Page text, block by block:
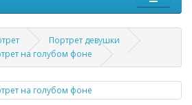
Портрет девушки
на голубом фоне